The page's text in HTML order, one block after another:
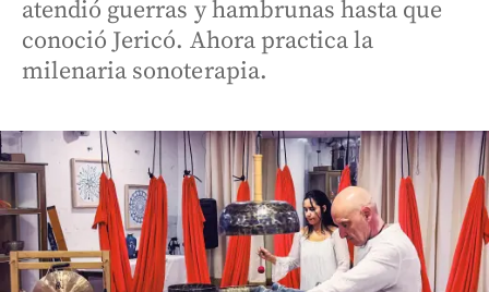
atendió guerras y hambrunas hasta que
conoció Jericó. Ahora practica la
milenaria sonoterapia.